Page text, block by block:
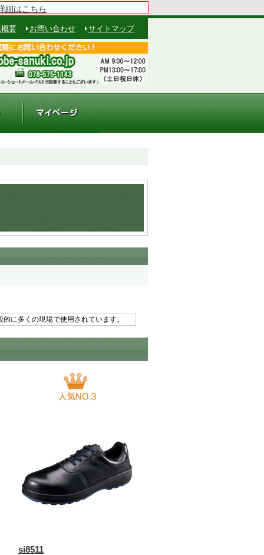
細はこちら
要 お問い合わせ サイトマップ
に多くの現場で使用されています。
si8511